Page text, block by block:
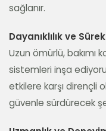
sağlanır.
Dayanıklılık ve
Uzun ömürlü, bakımı
sistemleri inşa
etkilere karşı dirençli
güvenle sürdürecek